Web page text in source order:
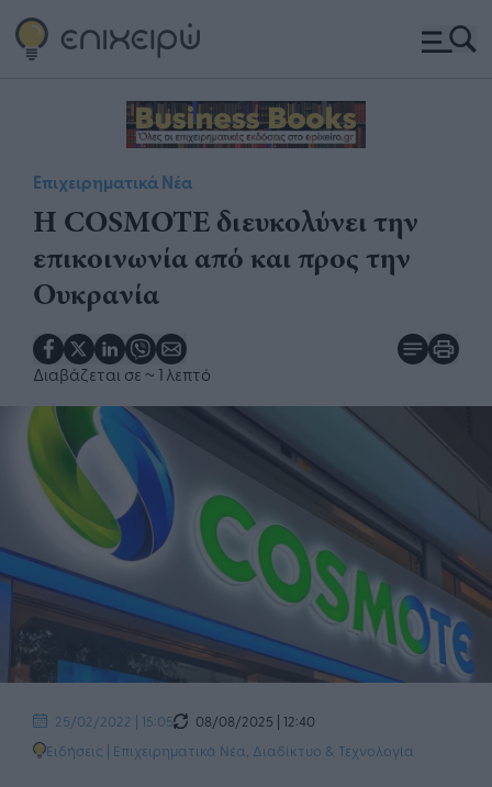
Επιχειρηματικά Νέα
Η COSMOTE διευκολύνει την
επικοινωνία από και προς την
Ουκρανία
Διαβάζεται σε ~ 1 λεπτό
25/02/2022 | 15:05
08/08/2025 | 12:40
Ειδήσεις | Επιχειρηματικά Νέα Διαδίκτυο & Τεχνολογία